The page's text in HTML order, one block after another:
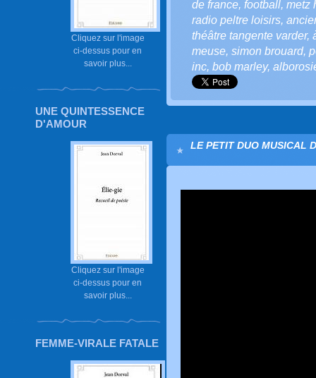
Cliquez sur l'image
ci-dessus pour en
savoir plus...
UNE QUINTESSENCE
D'AMOUR
Cliquez sur l'image
ci-dessus pour en
savoir plus...
FEMME-VIRALE FATALE
de france, football, metz
radio peltre loisirs,
théâtre tangente varder,
meuse, simon brouard,
inc, bob marley,
LE PETIT DUO MUSICAL